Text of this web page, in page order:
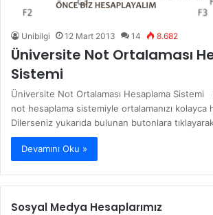
Unibilgi 12 Mart 2013 14 8.682
Üniversite Not Ortalaması
Sistemi
Üniversite Not Ortalaması Hesaplama Sistemi
not hesaplama sistemiyle ortalamanızı kolayca
Dilerseniz yukarıda bulunan butonlara
Devamını Oku »
Sosyal Medya Hesaplarımız